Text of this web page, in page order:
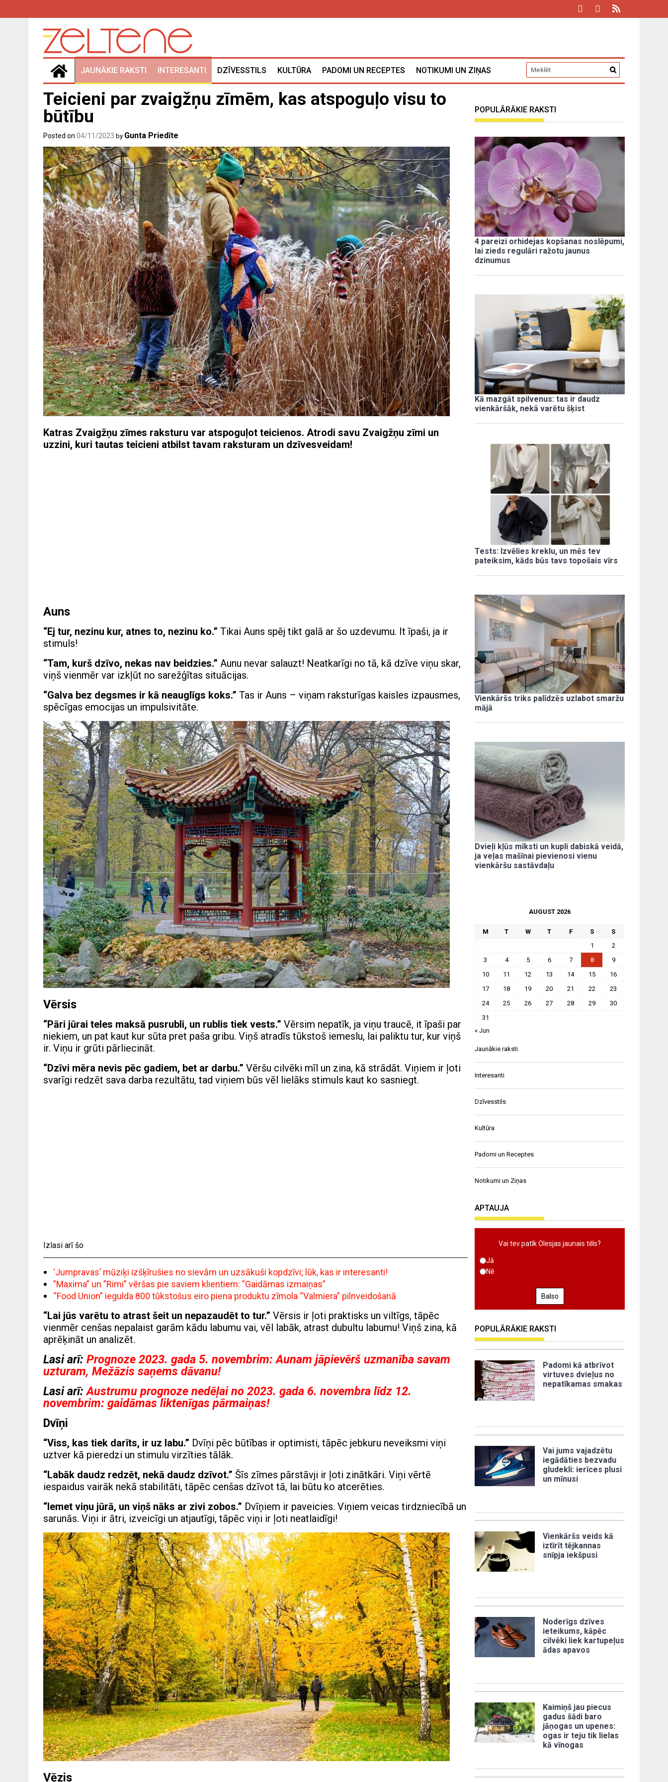
JAUNĀKIE RAKSTI INTERESANTI DZĪVESSTILS KULTŪRA PADOMI UN RECEPTES NOTIKUMI UN ZIŅAS
Teicieni par zvaigžņu zīmēm, kas atspoguļo visu to
būtību
Posted on 04/11/2023 by Gunta Priedīte
Katras Zvaigžņu zīmes raksturu var atspoguļot teicienos. Atrodi savu Zvaigžņu zīmi un
uzzini, kuri tautas teicieni atbilst tavam raksturam un dzīvesveidam!
Auns
“Ej tur, nezinu kur, atnes to, nezinu ko.” Tikai Auns spēj tikt galā ar šo uzdevumu. It īpaši, ja ir
stimuls!
“Tam, kurš dzīvo, nekas nav beidzies.” Aunu nevar salauzt! Neatkarīgi no tā, kā dzīve viņu skar,
viņš vienmēr var izkļūt no sarežģītas situācijas.
“Galva bez degsmes ir kā neauglīgs koks.” Tas ir Auns – viņam raksturīgas kaisles izpausmes,
spēcīgas emocijas un impulsivitāte.
Vērsis
“Pāri jūrai teles maksā pusrubli, un rublis tiek vests.” Vērsim nepatīk, ja viņu traucē, it īpaši par
niekiem, un pat kaut kur sūta pret paša gribu. Viņš atradīs tūkstoš iemeslu, lai paliktu tur, kur viņš
ir. Viņu ir grūti pārliecināt.
“Dzīvi mēra nevis pēc gadiem, bet ar darbu.” Vēršu cilvēki mīl un zina, kā strādāt. Viņiem ir ļoti
svarīgi redzēt sava darba rezultātu, tad viņiem būs vēl lielāks stimuls kaut ko sasniegt.
Izlasi arī šo
‘Jumpravas’ mūziķi izšķīrušies no sievām un uzsākuši kopdzīvi; lūk, kas ir interesanti!
”Maxima” un ”Rimi” vēršas pie saviem klientiem: ”Gaidāmas izmaiņas”
“Food Union” iegulda 800 tūkstošus eiro piena produktu zīmola “Valmiera” pilnveidošanā
“Lai jūs varētu to atrast šeit un nepazaudēt to tur.” Vērsis ir ļoti praktisks un viltīgs, tāpēc
vienmēr cenšas nepalaist garām kādu labumu vai, vēl labāk, atrast dubultu labumu! Viņš zina, kā
aprēķināt un analizēt.
Lasi arī: Prognoze 2023. gada 5. novembrim: Aunam jāpievērš uzmanība savam
uzturam, Mežāzis saņems dāvanu!
Lasi arī: Austrumu prognoze nedēļai no 2023. gada 6. novembra līdz 12.
novembrim: gaidāmas liktenīgas pārmaiņas!
Dvīņi
“Viss, kas tiek darīts, ir uz labu.” Dvīņi pēc būtības ir optimisti, tāpēc jebkuru neveiksmi viņi
uztver kā pieredzi un stimulu virzīties tālāk.
“Labāk daudz redzēt, nekā daudz dzīvot.” Šīs zīmes pārstāvji ir ļoti zinātkāri. Viņi vērtē
iespaidus vairāk nekā stabilitāti, tāpēc cenšas dzīvot tā, lai būtu ko atcerēties.
“Iemet viņu jūrā, un viņš nāks ar zivi zobos.” Dvīņiem ir paveicies. Viņiem veicas tirdzniecībā un
sarunās. Viņi ir ātri, izveicīgi un atjautīgi, tāpēc viņi ir ļoti neatlaidīgi!
Vēzis
POPULĀRĀKIE RAKSTI
4 pareizi orhidejas kopšanas noslēpumi,
lai zieds regulāri ražotu jaunus
dzinumus
Kā mazgāt spilvenus: tas ir daudz
vienkāršāk, nekā varētu šķist
Tests: Izvēlies kreklu, un mēs tev
pateiksim, kāds būs tavs topošais vīrs
Vienkāršs triks palīdzēs uzlabot smaržu
mājā
Dvieļi kļūs mīksti un kupli dabiskā veidā,
ja veļas mašīnai pievienosi vienu
vienkāršu sastāvdaļu
AUGUST 2026
M T W T F S
S
1
2
3
4 5 6 7 8
9
10
11 12 13 14 15
16
17
18 19 20 21 22
23
24
25 26 27 28 29
30
31
« Jun
Jaunākie raksti
Interesanti
Dzīvesstils
Kultūra
Padomi un Receptes
Notikumi un Ziņas
APTAUJA
Vai tev patīk Olesjas jaunais tēls?
Jā
Nē
Balso
POPULĀRĀKIE RAKSTI
Padomi kā atbrīvot
virtuves dvieļus no
nepatīkamas smakas
Vai jums vajadzētu
iegādāties bezvadu
gludekli: ierīces plusi
un mīnusi
Vienkāršs veids kā
iztīrīt tējkannas
snīpja iekšpusi
Noderīgs dzīves
ieteikums, kāpēc
cilvēki liek kartupeļus
ādas apavos
Kaimiņš jau piecus
gadus šādi baro
jāņogas un upenes:
ogas ir teju tik lielas
kā vīnogas